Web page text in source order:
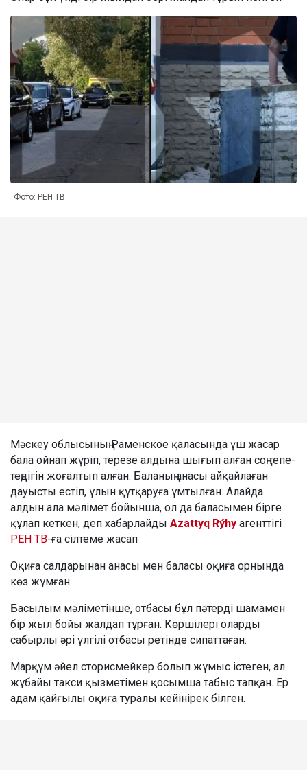
Фото: РЕН ТВ
Мәскеу облысының Раменское қаласында үш жасар
бала ойнап жүріп, терезе алдына шығып алған соң тепе-
теңдігін жоғалтып алған. Баланың анасы айқайлаған
дауысты естіп, ұлын құтқаруға ұмтылған. Алайда
алдын ала мәлімет бойынша, ол да баласымен бірге
құлап кеткен, деп хабарлайды Azattyq Rýhy агенттігі
РЕН ТВ-ға сілтеме жасап
Оқиға салдарынан анасы мен баласы оқиға орнында
көз жұмған.
Басылым мәліметінше, отбасы бұл пәтерді шамамен
бір жыл бойы жалдап тұрған. Көршілері оларды
сабырлы әрі үлгілі отбасы ретінде сипаттаған.
Марқұм әйел сторисмейкер болып жұмыс істеген, ал
жұбайы такси қызметімен қосымша табыс тапқан. Ер
адам қайғылы оқиға туралы кейінірек білген.